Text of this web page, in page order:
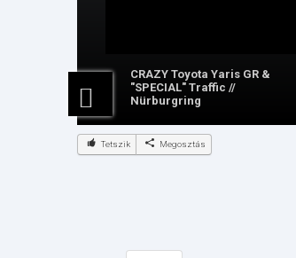
CRAZY Toyota Yaris GR &
"SPECIAL" Traffic //
Nürburgring
Tetszik Megosztás